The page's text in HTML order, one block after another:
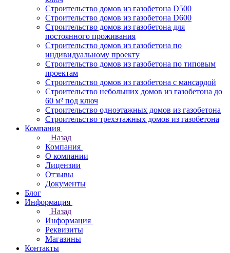
Строительство домов из газобетона D500
Строительство домов из газобетона D600
Строительство домов из газобетона для
постоянного проживания
Строительство домов из газобетона по
индивидуальному проекту
Строительство домов из газобетона по типовым
проектам
Строительство домов из газобетона с мансардой
Строительство небольших домов из газобетона до
60 м² под ключ
Строительство одноэтажных домов из газобетона
Строительство трехэтажных домов из газобетона
Компания
Назад
Компания
О компании
Лицензии
Отзывы
Документы
Блог
Информация
Назад
Информация
Реквизиты
Магазины
Контакты